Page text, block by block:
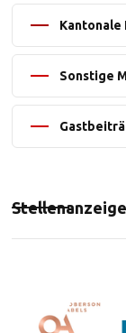
Kantonale
Sonstige